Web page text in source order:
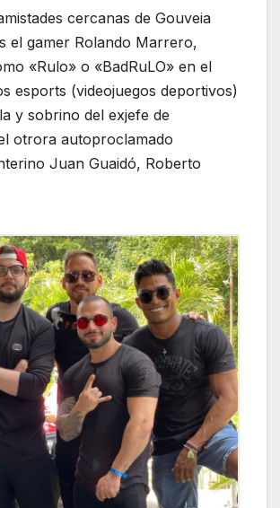
cercanas de Gouveia
el gamer Rolando Marrero,
«Rulo» o «BadRuLO» en el
esports (videojuegos deportivos)
y sobrino del exjefe de
otrora autoproclamado
Juan Guaidó, Roberto